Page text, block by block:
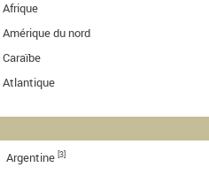
Afrique
Amérique du nord
Caraïbe
Atlantique
Argentine [3]